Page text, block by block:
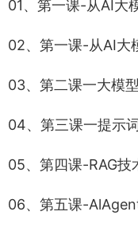
01、第一课-从AI大
02、第一课-从AI大
03、第二课一大模
04、第三课一提示
05、第四课-RAG
06、第五课-